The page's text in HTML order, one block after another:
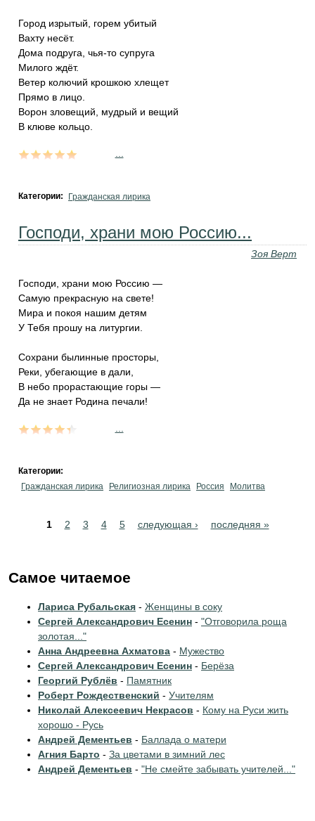
Город изрытый, горем убитый
Вахту несёт.
Дома подруга, чья-то супруга
Милого ждёт.
Ветер колючий крошкою хлещет
Прямо в лицо.
Ворон зловещий, мудрый и вещий
В клюве кольцо.
Категории: Гражданская лирика
Господи, храни мою Россию...
Зоя Верт
Господи, храни мою Россию —
Самую прекрасную на свете!
Мира и покоя нашим детям
У Тебя прошу на литургии.
Сохрани былинные просторы,
Реки, убегающие в дали,
В небо прорастающие горы —
Да не знает Родина печали!
Категории:
Гражданская лирика
Религиозная лирика Россия Молитва
1 2 3 4 5 следующая › последняя »
Самое читаемое
Лариса Рубальская - Женщины в соку
Сергей Александрович Есенин - "Отговорила роща
золотая..."
Анна Андреевна Ахматова - Мужество
Сергей Александрович Есенин - Берёза
Георгий Рублёв - Памятник
Роберт Рождественский - Учителям
Николай Алексеевич Некрасов - Кому на Руси жить
хорошо - Русь
Андрей Дементьев - Баллада о матери
Агния Барто - За цветами в зимний лес
Андрей Дементьев - "Не смейте забывать учителей..."